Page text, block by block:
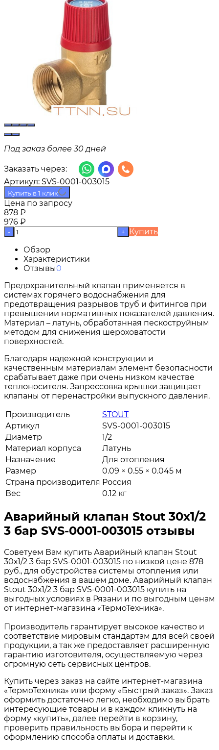
Под заказ более 30 дней
Заказать через:
Артикул: SVS-0001-003015
Купить в 1 клик
Цена по запросу
878 ₽
976 ₽
- +
Купить
Обзор
Характеристики
Отзывы0
Предохранительный клапан применяется в
системах горячего водоснабжения для
предотвращения разрывов труб и фитингов при
превышении нормативных показателей давления.
Материал – латунь, обработанная пескоструйным
методом для снижения шероховатости
поверхностей.
Благодаря надежной конструкции и
качественным материалам элемент безопасности
срабатывает даже при очень низком качестве
теплоносителя. Запрессовка крышки защищает
клапаны от перенастройки выпускного давления.
Производитель
STOUT
Артикул
SVS-0001-003015
Диаметр
1/2
Материал корпуса
Латунь
Назначение
Для отопления
Размер
0.09 × 0.55 × 0.045 м
Страна производителя Россия
Вес
0.12 кг
Аварийный клапан Stout 30х1/2
3 бар SVS-0001-003015 отзывы
Советуем Вам купить Аварийный клапан Stout
30х1/2 3 бар SVS-0001-003015 по низкой цене 878
руб., для обустройства системы отопления или
водоснабжения в вашем доме. Аварийный клапан
Stout 30х1/2 3 бар SVS-0001-003015 купить на
выгодных условиях в Рязани и по выгодным ценам
от интернет-магазина «ТермоТехника».
Производитель гарантирует высокое качество и
соответствие мировым стандартам для всей своей
продукции, а так же предоставляет расширенную
гарантию изготовителя, осуществляемую через
огромную сеть сервисных центров.
Купить через заказ на сайте интернет-магазина
«ТермоТехника» или форму «Быстрый заказ». Заказ
оформить достаточно легко, необходимо выбрать
интересующие товары и в каждом кликнуть на
форму «купить», далее перейти в корзину,
проверить правильность выбора и перейти к
оформлению способа оплаты и доставки.